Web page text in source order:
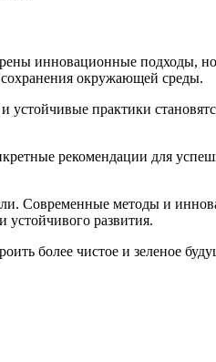
инновационные подходы,
сохранения окружающей среды.
практики
рекомендации для
Современные методы и
устойчивого развития.
более чистое и зеленое